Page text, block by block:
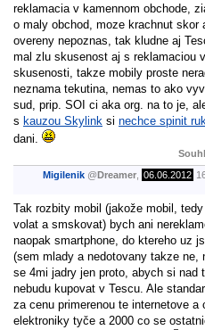
reklamacia v kamennom obchode,
o maly obchod, moze krachnut
overeny nepoznas, tak kludne aj
mal zlu skusenost aj s reklamaciou
skusenosti, takze mobily proste
neznama tekutina, nemas to ako
sud, prip. SOI ci aka org. na to je,
s kauzou Skylink si nechce spinit
dani.
Migilenik @ Dreamer 06.06.2012
Tak rozbity mobil (jakože mobil,
volat a smskovat) bych ani
naopak smartphone, do ktereho uz
(sem mlady a nedotovany takze ne,
se 4mi jadry jen proto, abych si nad
nebudu kupovat v Tescu. Ale
za cenu primerenou te internetove
elektroniky tyče a 2000 co se